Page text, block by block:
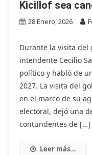
Kicillof sea
28 Enero, 2026
Durante la visita del
intendente Cecilio
político y habló de
2027. La visita del
en el marco de su
electoral, dejó una
contundentes de […]
Leer más...